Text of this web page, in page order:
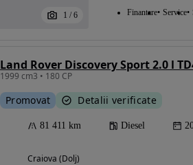
Eligibil pentru
finantare
1 / 6 Finantare Service
Land Rover Discovery Sport 2.0 l
1999 cm3 • 180 CP
Promovat Detalii verificate
81 411 km Diesel
Craiova (Dolj)